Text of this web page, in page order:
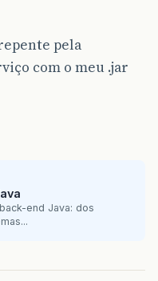
pela
com o meu .jar
end Java: dos